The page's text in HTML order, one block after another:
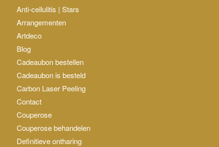
Anti-cellulitis | Stars
Arrangementen
Artdeco
Blog
Cadeaubon bestellen
Cadeaubon is besteld
Carbon Laser Peeling
Contact
Couperose
Couperose behandelen
Definitieve ontharing